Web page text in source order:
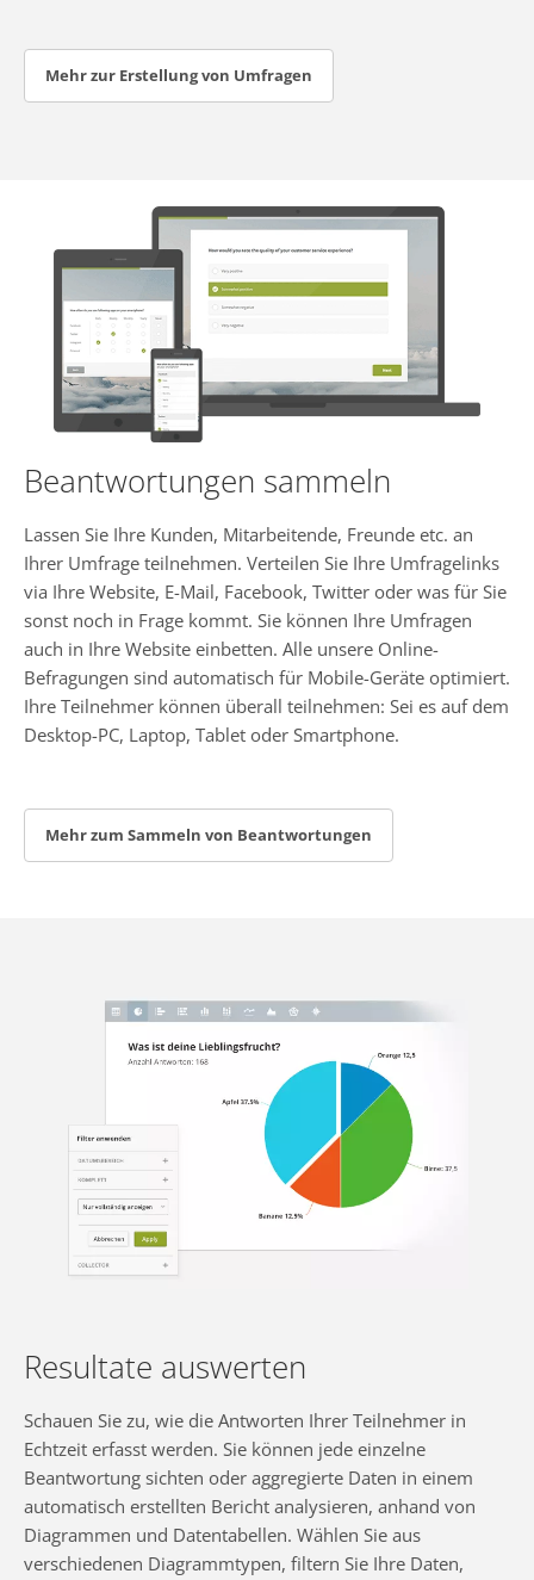
Mehr zur Erstellung von Umfragen
Beantwortungen sammeln
Lassen Sie Ihre Kunden, Mitarbeitende, Freunde etc. an
Ihrer Umfrage teilnehmen. Verteilen Sie Ihre Umfragelinks
via Ihre Website, E-Mail, Facebook, Twitter oder was für Sie
sonst noch in Frage kommt. Sie können Ihre Umfragen
auch in Ihre Website einbetten. Alle unsere Online-
Befragungen sind automatisch für Mobile-Geräte optimiert.
Ihre Teilnehmer können überall teilnehmen: Sei es auf dem
Desktop-PC, Laptop, Tablet oder Smartphone.
Mehr zum Sammeln von Beantwortungen
Resultate auswerten
Schauen Sie zu, wie die Antworten Ihrer Teilnehmer in
Echtzeit erfasst werden. Sie können jede einzelne
Beantwortung sichten oder aggregierte Daten in einem
automatisch erstellten Bericht analysieren, anhand von
Diagrammen und Datentabellen. Wählen Sie aus
verschiedenen Diagrammtypen, filtern Sie Ihre Daten,